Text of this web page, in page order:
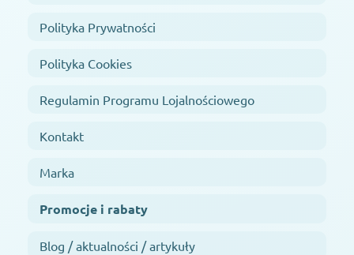
Polityka Prywatności
Polityka Cookies
Regulamin Programu Lojalnościowego
Kontakt
Marka
Promocje i rabaty
Blog / aktualności / artykuły